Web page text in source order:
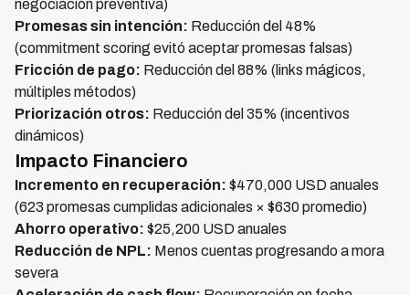
negociación preventiva)
Promesas sin intención: Reducción del 48%
(commitment scoring evitó aceptar promesas falsas)
Fricción de pago: Reducción del 88% (links mágicos,
múltiples métodos)
Priorización otros: Reducción del 35% (incentivos
dinámicos)
Impacto Financiero
Incremento en recuperación: $470,000 USD anuales
(623 promesas cumplidas adicionales × $630 promedio)
Ahorro operativo: $25,200 USD anuales
Reducción de NPL: Menos cuentas progresando a mora
severa